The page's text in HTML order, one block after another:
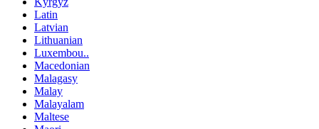
Latin
Latvian
Lithuanian
Luxembou..
Macedonian
Malagasy
Malay
Malayalam
Maltese